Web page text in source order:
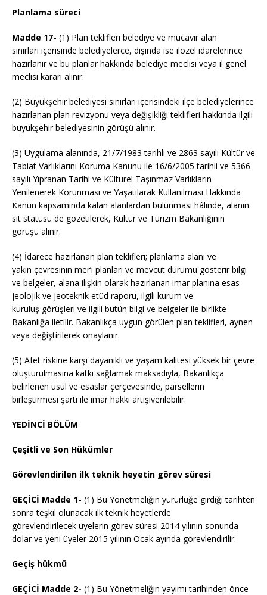
Planlama süreci
Madde 17- (1) Plan teklifleri belediye ve mücavir alan
sınırları içerisinde belediyelerce, dışında ise ilözel idarelerince
hazırlanır ve bu planlar hakkında belediye meclisi veya il genel
meclisi kararı alınır.
(2) Büyükşehir belediyesi sınırları içerisindeki ilçe belediyelerince
hazırlanan plan revizyonu veya değişikliği teklifleri hakkında ilgili
büyükşehir belediyesinin görüşü alınır.
(3) Uygulama alanında, 21/7/1983 tarihli ve 2863 sayılı Kültür ve
Tabiat Varlıklarını Koruma Kanunu ile 16/6/2005 tarihli ve 5366
sayılı Yıpranan Tarihi ve Kültürel Taşınmaz Varlıkların
Yenilenerek Korunması ve Yaşatılarak Kullanılması Hakkında
Kanun kapsamında kalan alanlardan bulunması hâlinde, alanın
sit statüsü de gözetilerek, Kültür ve Turizm Bakanlığının
görüşü alınır.
(4) İdarece hazırlanan plan teklifleri; planlama alanı ve
yakın çevresinin mer’i planları ve mevcut durumu gösterir bilgi
ve belgeler, alana ilişkin olarak hazırlanan imar planına esas
jeolojik ve jeoteknik etüd raporu, ilgili kurum ve
kuruluş görüşleri ve ilgili bütün bilgi ve belgeler ile birlikte
Bakanlığa iletilir. Bakanlıkça uygun görülen plan teklifleri, aynen
veya değiştirilerek onaylanır.
(5) Afet riskine karşı dayanıklı ve yaşam kalitesi yüksek bir çevre
oluşturulmasına katkı sağlamak maksadıyla, Bakanlıkça
belirlenen usul ve esaslar çerçevesinde, parsellerin
birleştirmesi şartı ile imar hakkı artışıverilebilir.
YEDİNCİ BÖLÜM
Çeşitli ve Son Hükümler
Görevlendirilen ilk teknik heyetin görev süresi
GEÇİCİ Madde 1- (1) Bu Yönetmeliğin yürürlüğe girdiği tarihten
sonra teşkil olunacak ilk teknik heyetlerde
görevlendirilecek üyelerin görev süresi 2014 yılının sonunda
dolar ve yeni üyeler 2015 yılının Ocak ayında görevlendirilir.
Geçiş hükmü
GEÇİCİ Madde 2- (1) Bu Yönetmeliğin yayımı tarihinden önce